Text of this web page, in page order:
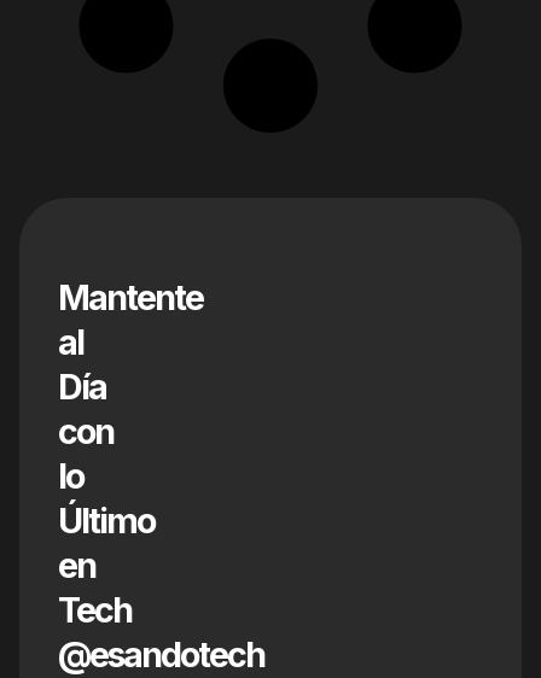
Mantente
al
Día
con
lo
Último
en
Tech
@esandotech